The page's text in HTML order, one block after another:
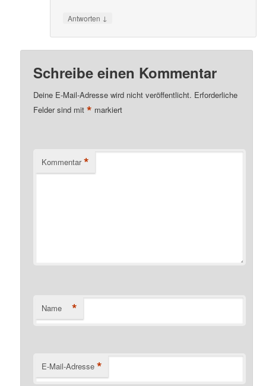
Antworten ↓
Schreibe einen Kommentar
Deine E-Mail-Adresse wird nicht veröffentlicht. Erforderliche
Felder sind mit* markiert
Kommentar *
Name *
E-Mail-Adresse *